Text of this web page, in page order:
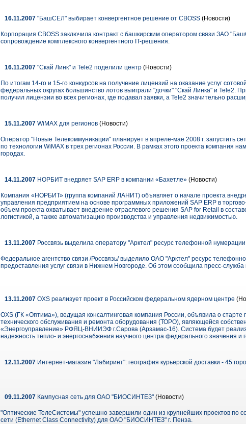
16.11.2007 "БашСЕЛ" выбирает конвергентное решение от CBOSS (Новости)
Корпорация CBOSS заключила контракт с башкирским оператором связи ЗАО
сопровождение комплексного конвергентного IT-решения.
16.11.2007 "Скай Линк" и Tele2 поделили центр (Новости)
По итогам 14-го и 15-го конкурсов на получение лицензий на оказание услуг
федеральных округах большинство лотов выиграли "дочки" "Скай Линка" и Tele2.
получил лицензии во всех регионах, где подавал заявки, а Tele2 значительно
15.11.2007 WiMAX для регионов (Новости)
Оператор "Новые Телекоммуникации" планирует в апреле-мае 2008 г. запустить
по технологии WiMAX в трех регионах России. В рамках этого проекта компания
городах.
14.11.2007 НОРБИТ внедряет SAP ERP в компании «Бахетле» (Новости)
Компания «НОРБИТ» (группа компаний ЛАНИТ) объявляет о начале проекта
управления предприятием на основе программных приложений SAP ERP в
объем проекта охватывает внедрение отраслевого решения SAP for Retail в
логистикой, а также автоматизацию производства и управления недвижимостью.
13.11.2007 Россвязь выделила оператору "Арктел" ресурс телефонной
Федеральное агентство связи /Россвязь/ выделило ОАО "Арктел" ресурс
предоставления услуг связи в Нижнем Новгороде. Об этом сообщила пресс-служба
13.11.2007 OXS реализует проект в Российском федеральном ядерном центре
OXS (ГК «Оптима»), ведущая консалтинговая компания России, объявила о
технического обслуживания и ремонта оборудования (ТОРО), являющейся
«Энергоуправление» РФЯЦ-ВНИИЭФ г.Сарова (Арзамас-16). Система будет
надежность тепло- и энергоснабжения научного центра федерального значения и
12.11.2007 Интернет-магазин "Лабиринт": география курьерской доставки - 45
09.11.2007 Кампусная сеть для ОАО "БИОСИНТЕЗ" (Новости)
"Оптические ТелеСистемы" успешно завершили один из крупнейших проектов по
сети (Ethernet Class Connectivity) для ОАО "БИОСИНТЕЗ" г. Пенза.